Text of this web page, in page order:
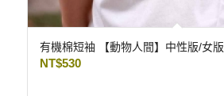
有機棉短袖 【動物人間】中性版/女版
NT$530